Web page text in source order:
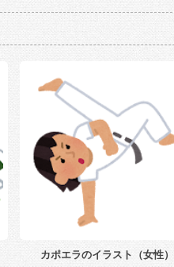
カポエラのイラスト（女性）